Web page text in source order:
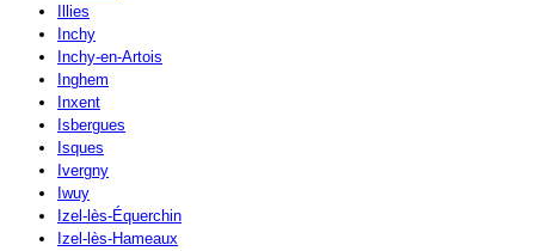
Illies
Inchy
Inchy-en-Artois
Inghem
Inxent
Isbergues
Isques
Ivergny
Iwuy
Izel-lès-Équerchin
Izel-lès-Hameaux